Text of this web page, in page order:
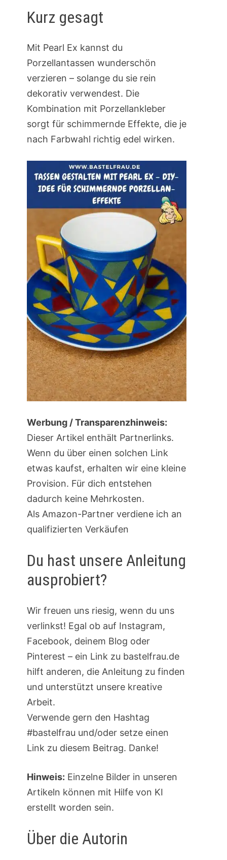
Kurz gesagt
Mit Pearl Ex kannst du
Porzellantassen wunderschön
verzieren – solange du sie rein
dekorativ verwendest. Die
Kombination mit Porzellankleber
sorgt für schimmernde Effekte, die je
nach Farbwahl richtig edel wirken.
Werbung / Transparenzhinweis:
Dieser Artikel enthält Partnerlinks.
Wenn du über einen solchen Link
etwas kaufst, erhalten wir eine kleine
Provision. Für dich entstehen
dadurch keine Mehrkosten.
Als Amazon-Partner verdiene ich an
qualifizierten Verkäufen
Du hast unsere Anleitung
ausprobiert?
Wir freuen uns riesig, wenn du uns
verlinkst! Egal ob auf Instagram,
Facebook, deinem Blog oder
Pinterest – ein Link zu bastelfrau.de
hilft anderen, die Anleitung zu finden
und unterstützt unsere kreative
Arbeit.
Verwende gern den Hashtag
#bastelfrau und/oder setze einen
Link zu diesem Beitrag. Danke!
Hinweis: Einzelne Bilder in unseren
Artikeln können mit Hilfe von KI
erstellt worden sein.
Über die Autorin